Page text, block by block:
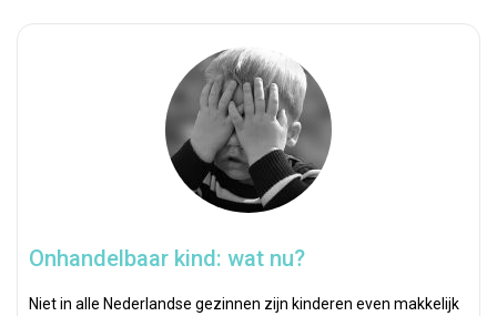
Onhandelbaar kind: wat nu?
Niet in alle Nederlandse gezinnen zijn kinderen even makkelijk